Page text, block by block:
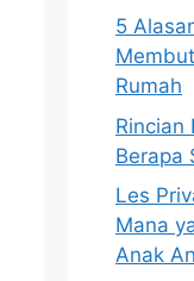
5
Rumah
Rincian
Berapa
Les
Mana
Anak